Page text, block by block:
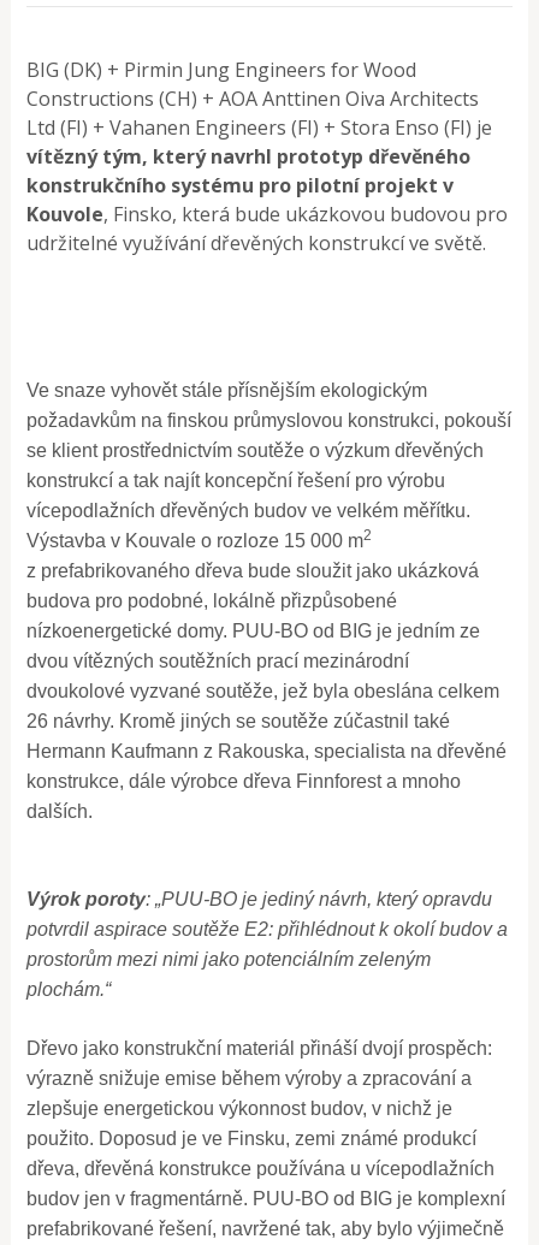
BIG (DK) + Pirmin Jung Engineers for Wood
Constructions (CH) + AOA Anttinen Oiva Architects
Ltd (FI) + Vahanen Engineers (FI) + Stora Enso (FI) je
vítězný tým, který navrhl prototyp dřevěného
konstrukčního systému pro pilotní projekt v
Kouvole, Finsko, která bude ukázkovou budovou pro
udržitelné využívání dřevěných konstrukcí ve světě.
Ve snaze vyhovět stále přísnějším ekologickým
požadavkům na finskou průmyslovou konstrukci, pokouší
se klient prostřednictvím soutěže o výzkum dřevěných
konstrukcí a tak najít koncepční řešení pro výrobu
vícepodlažních dřevěných budov ve velkém měřítku.
Výstavba v Kouvale o rozloze 15 000 m2
z prefabrikovaného dřeva bude sloužit jako ukázková
budova pro podobné, lokálně přizpůsobené
nízkoenergetické domy. PUU-BO od BIG je jedním ze
dvou vítězných soutěžních prací mezinárodní
dvoukolové vyzvané soutěže, jež byla obeslána celkem
26 návrhy. Kromě jiných se soutěže zúčastnil také
Hermann Kaufmann z Rakouska, specialista na dřevěné
konstrukce, dále výrobce dřeva Finnforest a mnoho
dalších.
Výrok poroty: „PUU-BO je jediný návrh, který opravdu
potvrdil aspirace soutěže E2: přihlédnout k okolí budov a
prostorům mezi nimi jako potenciálním zeleným
plochám.“
Dřevo jako konstrukční materiál přináší dvojí prospěch:
výrazně snižuje emise během výroby a zpracování a
zlepšuje energetickou výkonnost budov, v nichž je
použito. Doposud je ve Finsku, zemi známé produkcí
dřeva, dřevěná konstrukce používána u vícepodlažních
budov jen v fragmentárně. PUU-BO od BIG je komplexní
prefabrikované řešení, navržené tak, aby bylo výjimečně